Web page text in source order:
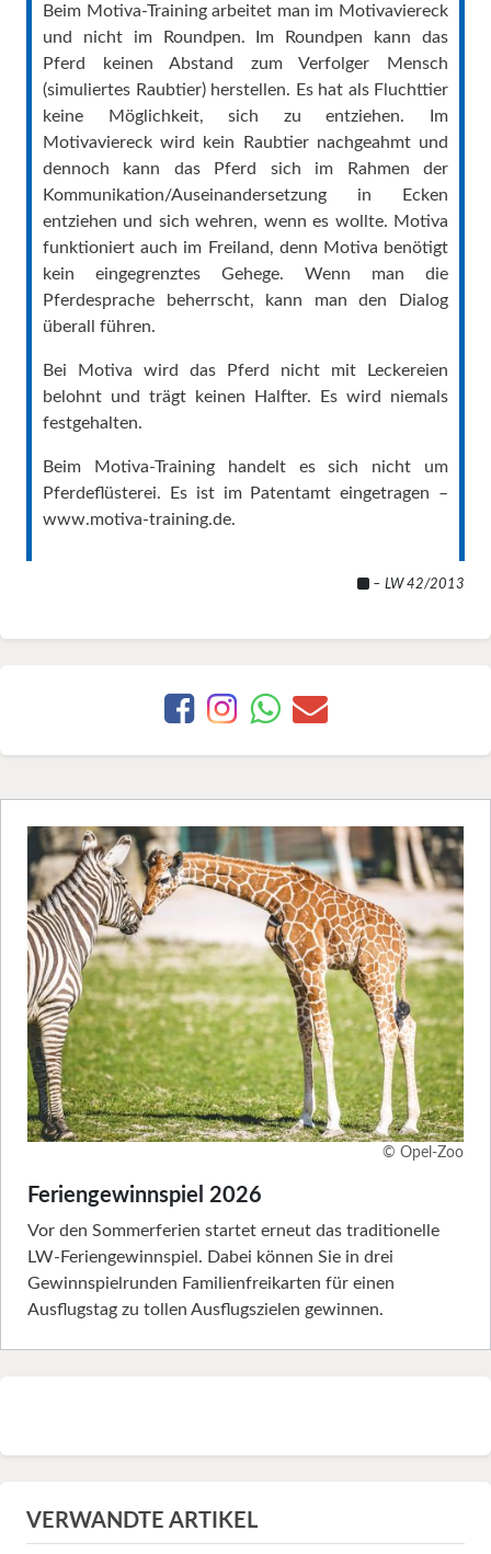
Beim Motiva-Training arbeitet man im Motivaviereck
und nicht im Roundpen. Im Roundpen kann das
Pferd keinen Abstand zum Verfolger Mensch
(simuliertes Raubtier) herstellen. Es hat als Fluchttier
keine Möglichkeit, sich zu entziehen. Im
Motivaviereck wird kein Raubtier nachgeahmt und
dennoch kann das Pferd sich im Rahmen der
Kommunikation/Auseinandersetzung in Ecken
entziehen und sich wehren, wenn es wollte. Motiva
funktioniert auch im Freiland, denn Motiva benötigt
kein eingegrenztes Gehege. Wenn man die
Pferdesprache beherrscht, kann man den Dialog
überall führen.
Bei Motiva wird das Pferd nicht mit Leckereien
belohnt und trägt keinen Halfter. Es wird niemals
festgehalten.
Beim Motiva-Training handelt es sich nicht um
Pferdeflüsterei. Es ist im Patentamt eingetragen –
www.motiva-training.de.
– LW 42/2013
© Opel-Zoo
Feriengewinnspiel 2026
Vor den Sommerferien startet erneut das traditionelle
LW-Feriengewinnspiel. Dabei können Sie in drei
Gewinnspielrunden Familienfreikarten für einen
Ausflugstag zu tollen Ausflugszielen gewinnen.
VERWANDTE ARTIKEL